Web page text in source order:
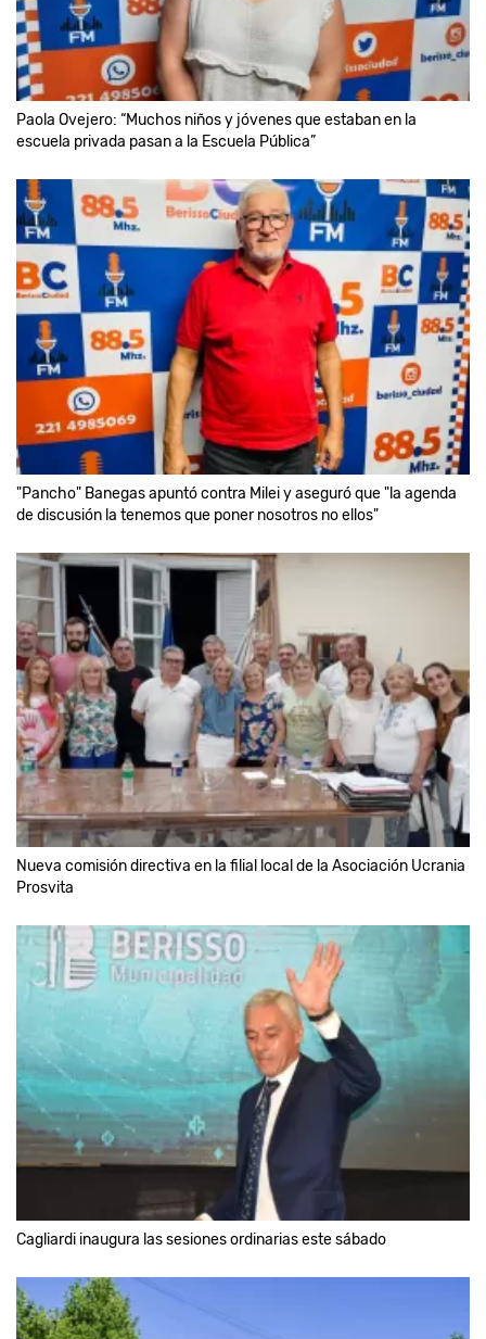
Paola Ovejero: “Muchos niños y jóvenes que estaban en la
escuela privada pasan a la Escuela Pública”
"Pancho" Banegas apuntó contra Milei y aseguró que "la agenda
de discusión la tenemos que poner nosotros no ellos"
Nueva comisión directiva en la filial local de la Asociación Ucrania
Prosvita
Cagliardi inaugura las sesiones ordinarias este sábado